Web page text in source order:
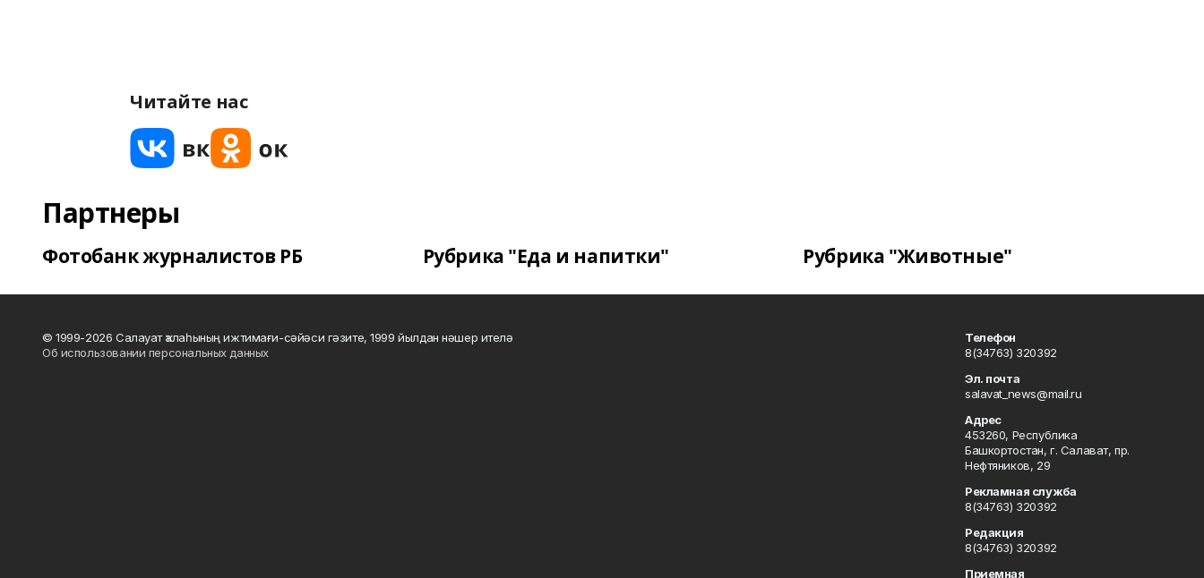
Читайте нас
Партнеры
Фотобанк журналистов РБ Рубрика "Еда и напитки" Рубрика "Животные"
© 1999-2026 Салауат ҡалаһының ижтимағи-сәйәси гәзите, 1999 йылдан нәшер ителә
Об использовании персональных данных
Телефон
8(34763) 320392
Эл. почта
salavat_news@mail.ru
Адрес
453260, Республика
Башкортостан, г. Салават, пр.
Нефтяников, 29
Рекламная служба
8(34763) 320392
Редакция
8(34763) 320392
Приемная